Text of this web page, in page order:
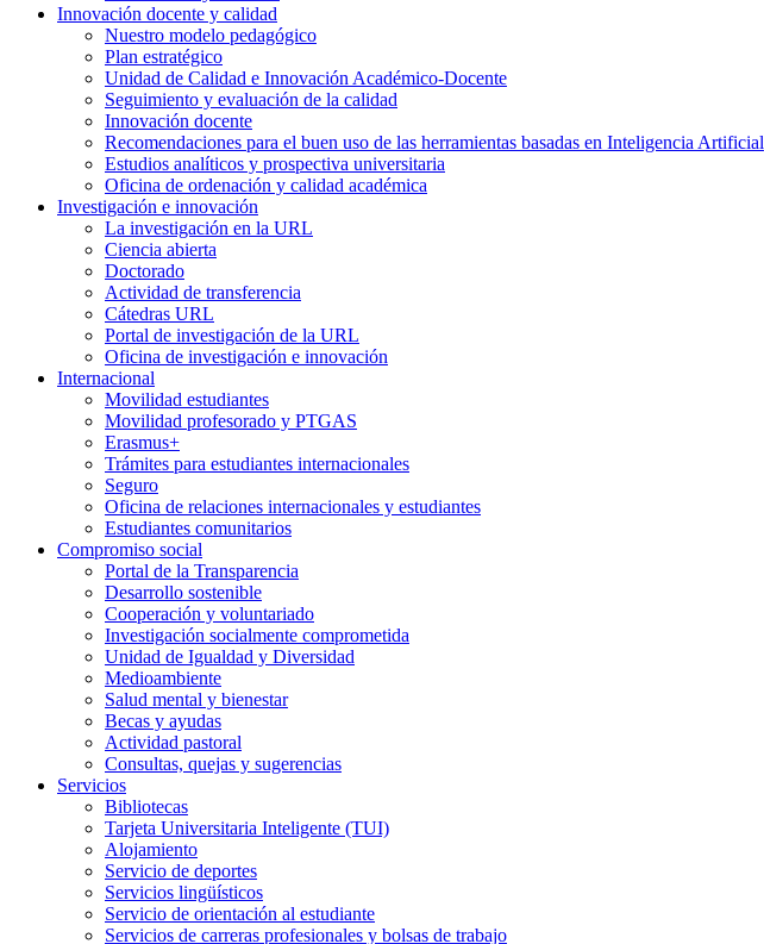
Innovación docente y calidad
Nuestro modelo pedagógico
Plan estratégico
Unidad de Calidad e Innovación Académico-Docente
Seguimiento y evaluación de la calidad
Innovación docente
Recomendaciones para el buen uso de las herramientas basadas en Inteligencia Artificial
Estudios analíticos y prospectiva universitaria
Oficina de ordenación y calidad académica
Investigación e innovación
La investigación en la URL
Ciencia abierta
Doctorado
Actividad de transferencia
Cátedras URL
Portal de investigación de la URL
Oficina de investigación e innovación
Internacional
Movilidad estudiantes
Movilidad profesorado y PTGAS
Erasmus+
Trámites para estudiantes internacionales
Seguro
Oficina de relaciones internacionales y estudiantes
Estudiantes comunitarios
Compromiso social
Portal de la Transparencia
Desarrollo sostenible
Cooperación y voluntariado
Investigación socialmente comprometida
Unidad de Igualdad y Diversidad
Medioambiente
Salud mental y bienestar
Becas y ayudas
Actividad pastoral
Consultas, quejas y sugerencias
Servicios
Bibliotecas
Tarjeta Universitaria Inteligente (TUI)
Alojamiento
Servicio de deportes
Servicios lingüísticos
Servicio de orientación al estudiante
Servicios de carreras profesionales y bolsas de trabajo